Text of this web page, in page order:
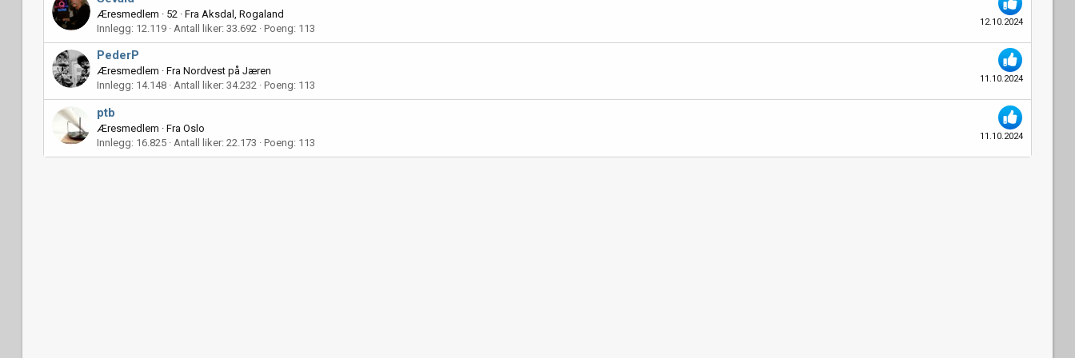
12.10.2024
Æresmedlem · 52 · Fra Aksdal, Rogaland
Innlegg 12.119 Antall liker 33.692 Poeng 113
11.10.2024
PederP
Æresmedlem · Fra Nordvest på Jæren
Innlegg 14.148 Antall liker 34.232 Poeng 113
11.10.2024
ptb
Æresmedlem · Fra Oslo
Innlegg 16.825 Antall liker 22.173 Poeng 113